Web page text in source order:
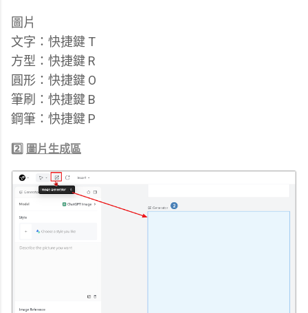
圖片
文字：快捷鍵 T
方型：快捷鍵 R
圓形：快捷鍵 O
筆刷：快捷鍵 B
鋼筆：快捷鍵 P
2️⃣ 圖片生成區